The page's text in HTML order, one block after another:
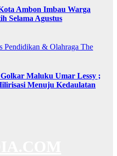
Ambon Imbau Warga
Selama Agustus
Pendidikan & Olahraga The
Maluku Umar Lessy ;
Menuju Kedaulatan